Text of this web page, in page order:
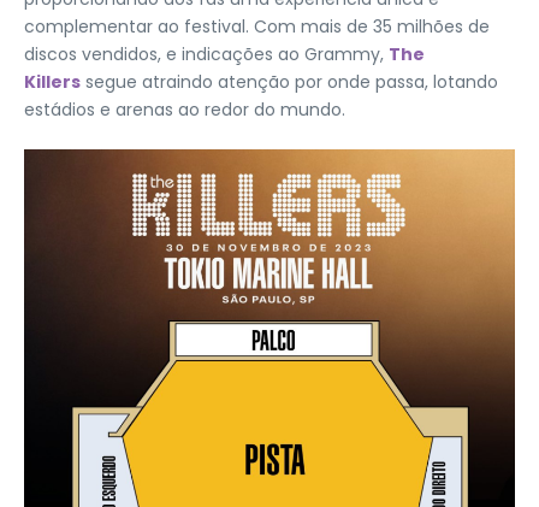
complementar ao festival. Com mais de 35 milhões de
discos vendidos, e indicações ao Grammy, The
Killers segue atraindo atenção por onde passa, lotando
estádios e arenas ao redor do mundo.